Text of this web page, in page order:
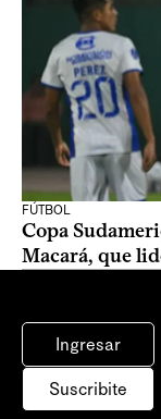
FÚTBOL
Copa
Macará, que
Ingresar
Suscribite